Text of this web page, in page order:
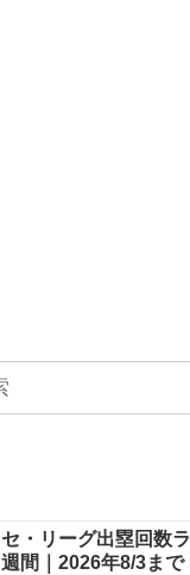
セ・リーグ出塁回数
週間｜2026年8/3まで